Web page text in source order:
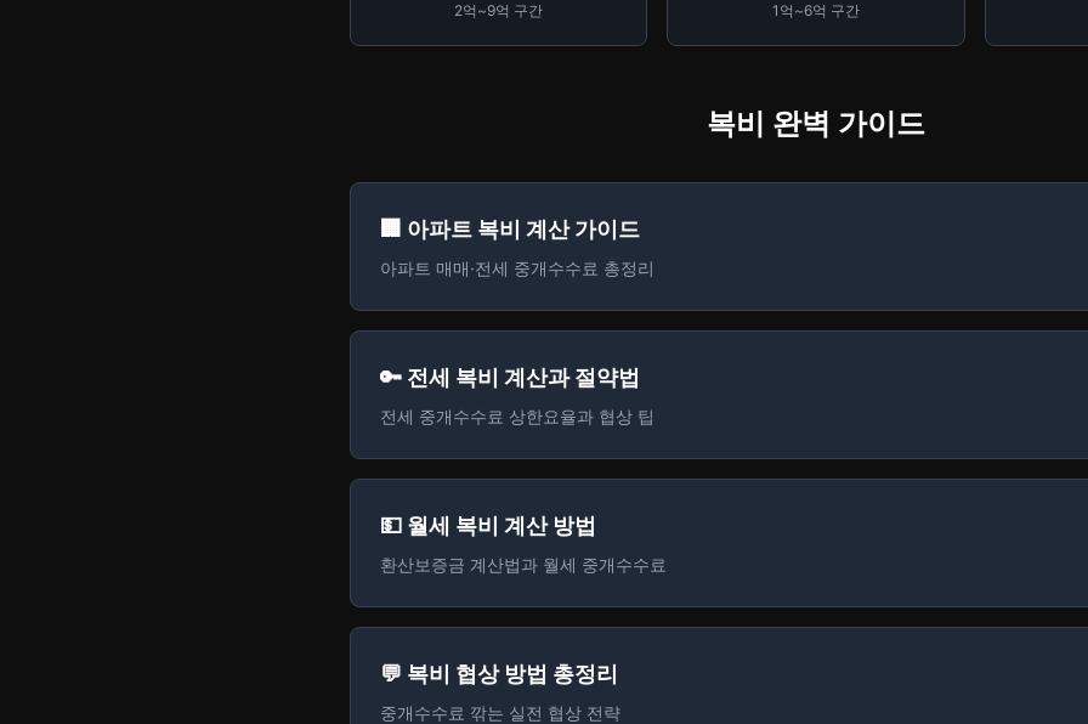
2억~9억 구간 1억~6억 구간
복비 완벽 가이드
🏢 아파트 복비 계산 가이드
아파트 매매·전세 중개수수료 총정리
🔑 전세 복비 계산과 절약법
전세 중개수수료 상한요율과 협상 팁
💵 월세 복비 계산 방법
환산보증금 계산법과 월세 중개수수료
💬 복비 협상 방법 총정리
중개수수료 깎는 실전 협상 전략